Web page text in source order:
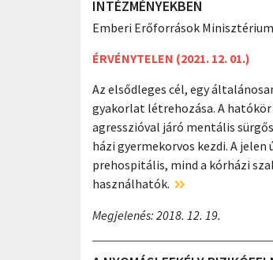
INTÉZMÉNYEKBEN
Emberi Erőforrások
ÉRVÉNYTELEN (2021. 12. 01.)
Az elsődleges cél, egy
gyakorlat létrehozása. A
agresszióval járó mentális
házi gyermekorvos kezdi. A
prehospitális, mind a kórházi
használhatók.
Megjelenés: 2018. 12. 19.